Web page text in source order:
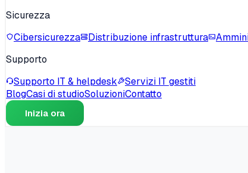
Sicurezza
Cibersicurezza
Distribuzione infrastruttura
Supporto
Supporto IT & helpdesk
Servizi IT gestiti
BlogCasi di studioSoluzioniContatto
Inizia ora